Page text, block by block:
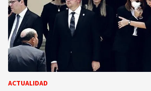
ACTUALIDAD